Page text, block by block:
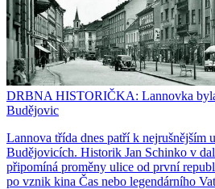
DRBNA HISTORIČKA: Lannovka
Budějovic
Lannova třída dnes patří k nejrušnějším
Budějovicích. Historik Jan Schinko v
připomíná proměny ulice od první
po vznik kina Čas nebo legendárního